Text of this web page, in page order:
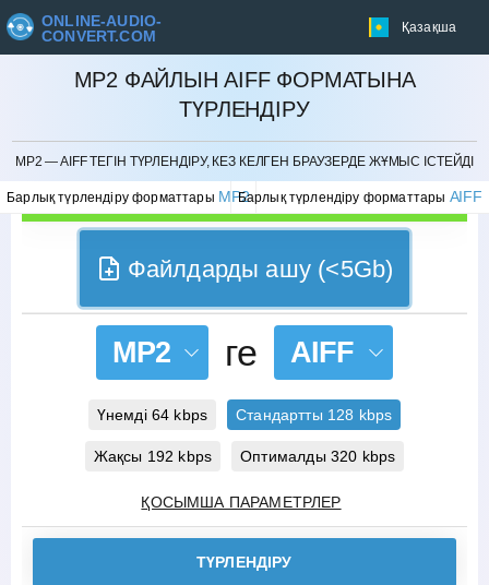
ONLINE-AUDIO-
CONVERT.COM
Қазақша
MP2 ФАЙЛЫН AIFF ФОРМАТЫНА
ТҮРЛЕНДІРУ
MP2 — AIFF ТЕГІН ТҮРЛЕНДІРУ, КЕЗ КЕЛГЕН БРАУЗЕРДЕ ЖҰМЫС ІСТЕЙДІ
Барлық түрлендіру форматтары MP2Барлық түрлендіру форматтары AIFF
БОЛДЫРМАУ
Файлдарды ашу (<5Gb)
MP2 ге AIFF
Үнемді 64 kbps Стандартты 128 kbps
Жақсы 192 kbps Оптималды 320 kbps
ҚОСЫМША ПАРАМЕТРЛЕР
ТҮРЛЕНДІРУ